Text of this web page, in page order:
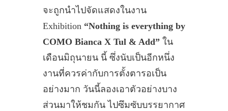
จะถูกนำไปจัดแสดงในงาน
Exhibition “Nothing is everything by
COMO Bianca X Tul & Add” ใน
เดือนมิถุนายน นี้ ซึ่งนับเป็นอีกหนึ่ง
งานที่ควรค่ากับการตั้งตารอเป็น
อย่างมาก วันนี้ลองเอาตัวอย่างบาง
ส่วนมาให้ชมกัน ไปซึมซับบรรยากาศ